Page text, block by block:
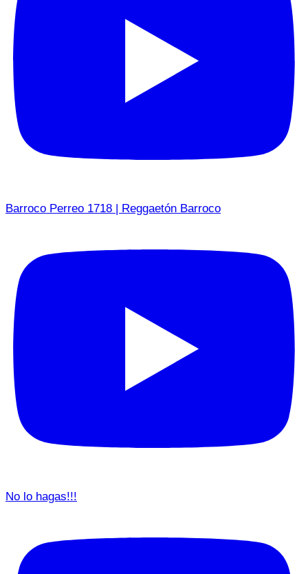
Barroco Perreo 1718 | Reggaetón Barroco
No lo hagas!!!